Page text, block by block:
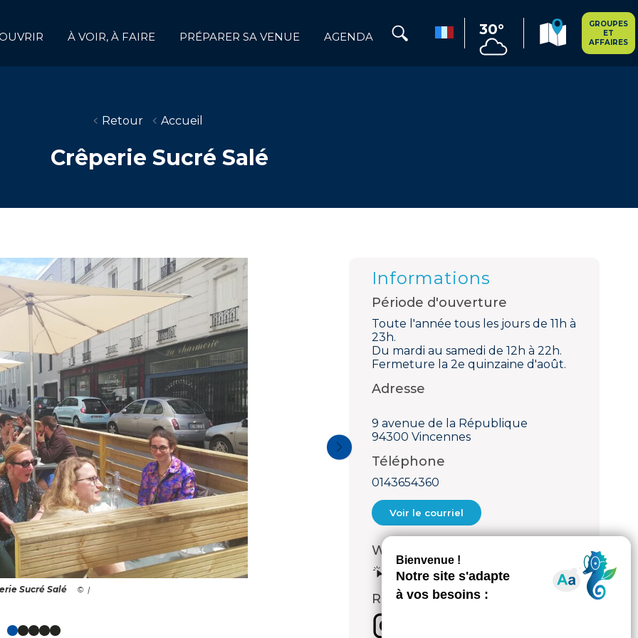
À VOIR, À FAIRE PRÉPARER SA VENUE AGENDA 30°
GROUPES
ET
AFFAIRES
Retour Accueil
Crêperie Sucré Salé
Sucré Salé |
Informations
Période d'ouverture
Toute l'année tous les jours de 11h à
23h.
Du mardi au samedi de 12h à 22h.
Fermeture la 2e quinzaine d'août.
Adresse
9 avenue de la République
94300 Vincennes
Téléphone
0143654360
Voir le courriel
Web
Voir le site internet
Réseaux sociaux